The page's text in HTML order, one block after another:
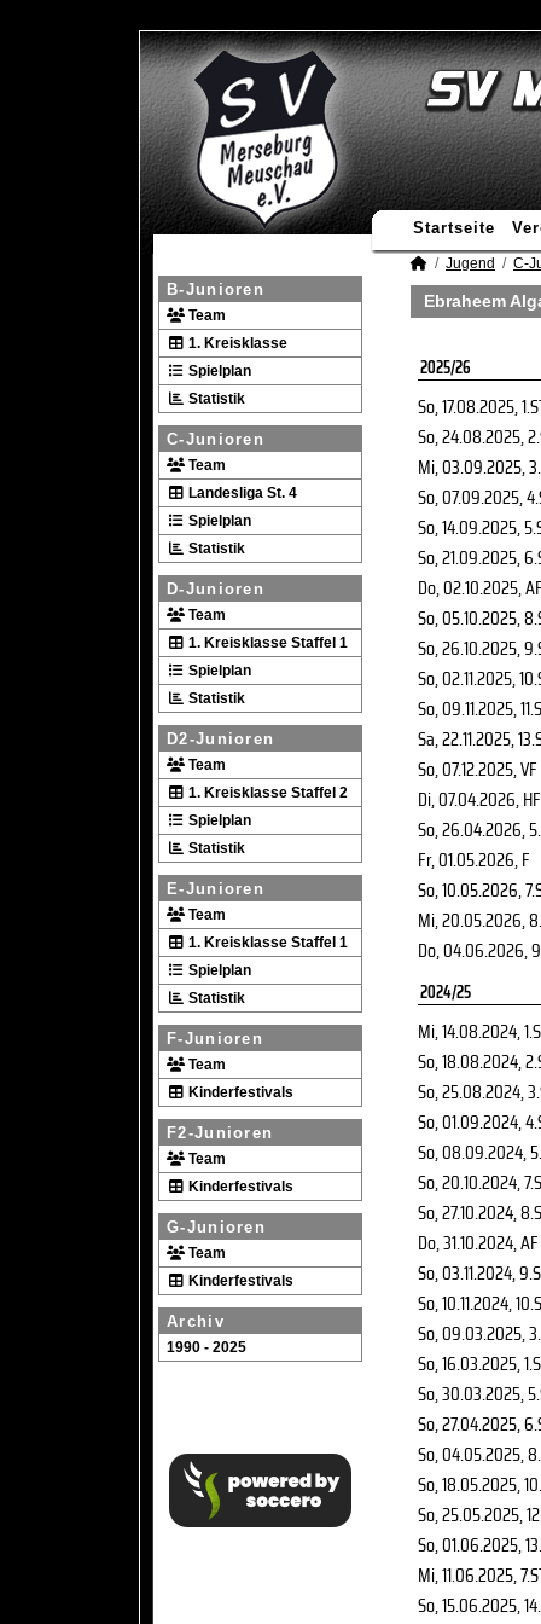
Startseite
B-Junioren
Team
1. Kreisklasse
Spielplan
Statistik
C-Junioren
Team
Landesliga St. 4
Spielplan
Statistik
D-Junioren
Team
1. Kreisklasse Staffel 1
Spielplan
Statistik
D2-Junioren
Team
1. Kreisklasse Staffel 2
Spielplan
Statistik
E-Junioren
Team
1. Kreisklasse Staffel 1
Spielplan
Statistik
F-Junioren
Team
Kinderfestivals
F2-Junioren
Team
Kinderfestivals
G-Junioren
Team
Kinderfestivals
Archiv
1990 - 2025
Jugend C-
Ebraheem
2025/26
So, 17.08.2025,
So, 24.08.2025,
Mi, 03.09.2025,
So, 07.09.2025,
So, 14.09.2025,
So, 21.09.2025,
Do, 02.10.2025,
So, 05.10.2025,
So, 26.10.2025,
So, 02.11.2025,
So, 09.11.2025,
Sa, 22.11.2025,
So, 07.12.2025, VF
Di, 07.04.2026, HF
So, 26.04.2026,
Fr, 01.05.2026, F
So, 10.05.2026,
Mi, 20.05.2026,
Do, 04.06.2026,
2024/25
Mi, 14.08.2024,
So, 18.08.2024,
So, 25.08.2024,
So, 01.09.2024,
So, 08.09.2024,
So, 20.10.2024,
So, 27.10.2024,
Do, 31.10.2024, AF
So, 03.11.2024,
So, 10.11.2024,
So, 09.03.2025,
So, 16.03.2025,
So, 30.03.2025,
So, 27.04.2025,
So, 04.05.2025,
So, 18.05.2025,
So, 25.05.2025,
So, 01.06.2025,
Mi, 11.06.2025,
So, 15.06.2025,